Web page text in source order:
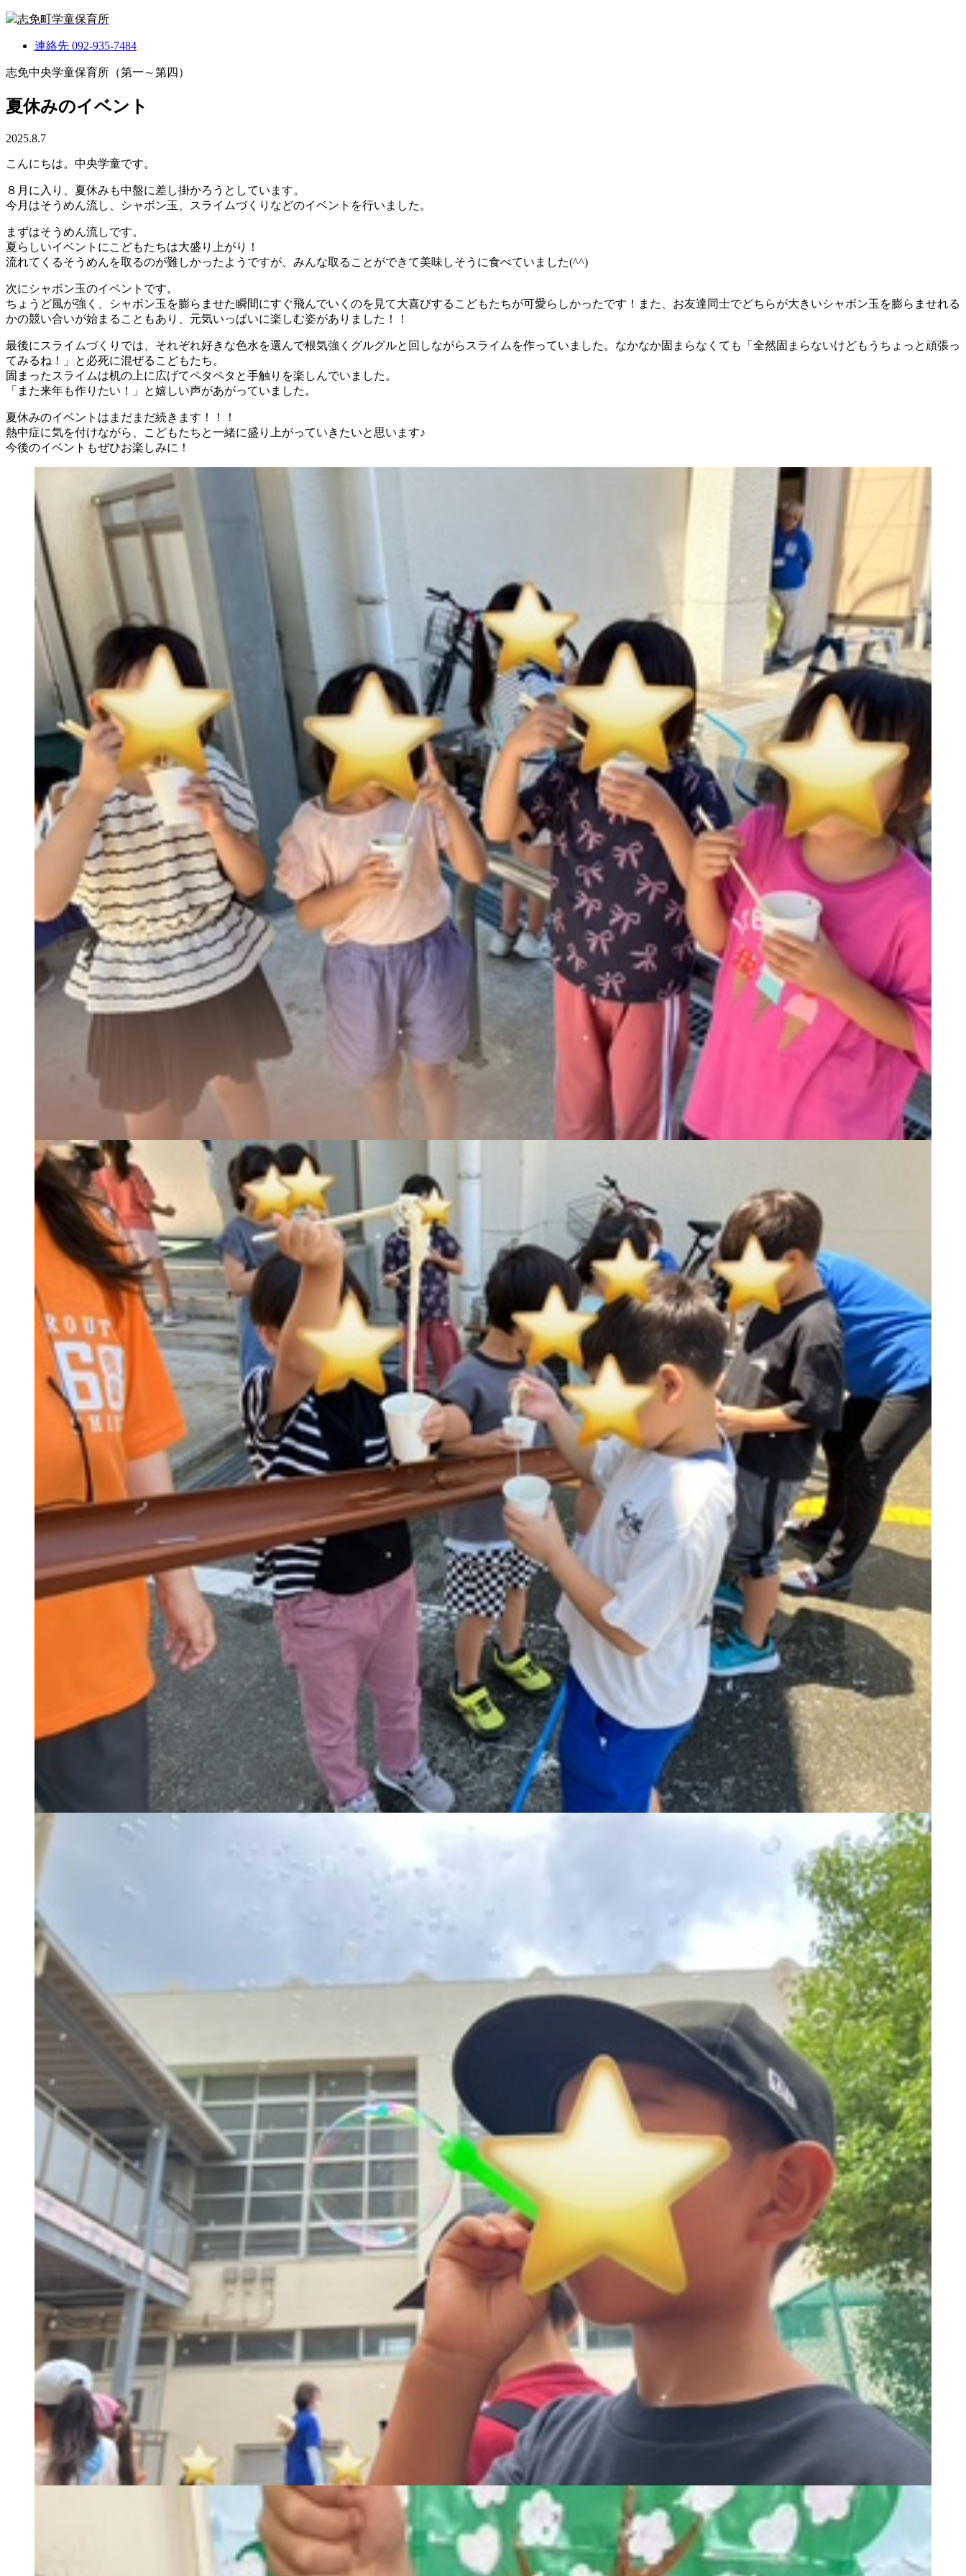
志免町学童保育所
連絡先 092-935-7484
志免中央学童保育所（第一～第四）
夏休みのイベント
2025.8.7
こんにちは。中央学童です。
８月に入り、夏休みも中盤に差し掛かろうとしています。
今月はそうめん流し、シャボン玉、スライムづくりなどのイベントを行いました。
まずはそうめん流しです。
夏らしいイベントにこどもたちは大盛り上がり！
流れてくるそうめんを取るのが難しかったようですが、みんな取ることができて美味しそうに食べていました(^^)
次にシャボン玉のイベントです。
ちょうど風が強く、シャボン玉を膨らませた瞬間にすぐ飛んでいくのを見て大喜びするこどもたちが可愛らしかったです！また、お友達同士でどちらが大きいシャボン玉を膨らませれる
かの競い合いが始まることもあり、元気いっぱいに楽しむ姿がありました！！
最後にスライムづくりでは、それぞれ好きな色水を選んで根気強くグルグルと回しながらスライムを作っていました。なかなか固まらなくても「全然固まらないけどもうちょっと頑張っ
てみるね！」と必死に混ぜるこどもたち。
固まったスライムは机の上に広げてペタペタと手触りを楽しんでいました。
「また来年も作りたい！」と嬉しい声があがっていました。
夏休みのイベントはまだまだ続きます！！！
熱中症に気を付けながら、こどもたちと一緒に盛り上がっていきたいと思います♪
今後のイベントもぜひお楽しみに！